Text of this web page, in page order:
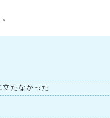
立たなかった